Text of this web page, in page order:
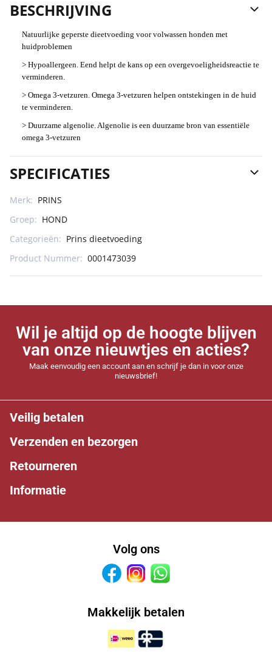
BESCHRIJVING
Natuurlijke geperste dieetvoeding voor volwassen honden met
huidproblemen
> Hypoallergeen. Eend helpt de kans op een overgevoeligheidsreactie te
verminderen.
> Omega 3-vetzuren. Omega 3-vetzuren helpen ontstekingen in de huid
te verminderen.
> Duurzame algenolie. Algenolie is een duurzame bron van essentiële
omega 3-vetzuren
SPECIFICATIES
Merk: PRINS
Groep: HOND
Categorieën: Prins dieetvoeding
Product Nummer: 0001473039
Wil je altijd op de hoogte blijven
van onze nieuwtjes en acties?
Maak eenvoudig een account aan en schrijf je dan in voor onze
nieuwsbrief!
Veilig betalen
Verzenden en bezorgen
Retourneren
Informatie
Volg ons
FacebookInstagram
Makkelijk betalen